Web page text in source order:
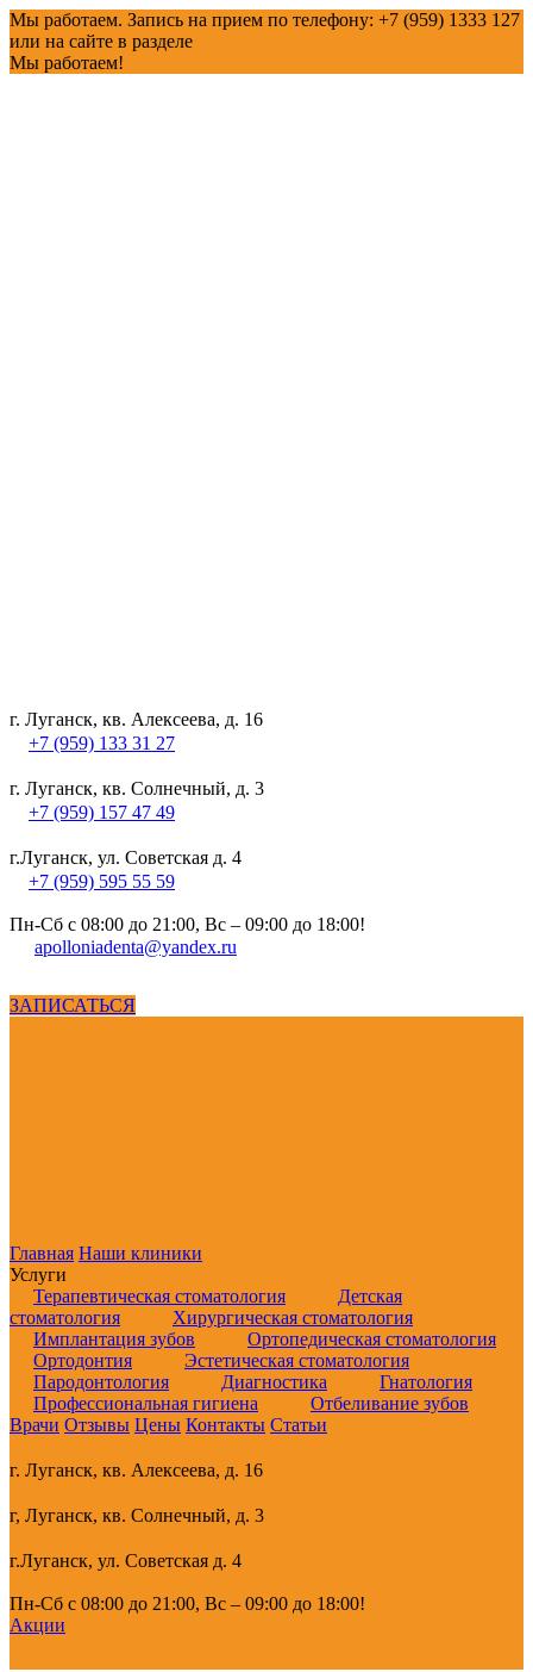
Мы работаем. Запись на прием по телефону: +7 (959) 1333 127
или на сайте в разделе
Мы работаем!
г. Луганск, кв. Алексеева, д. 16
+7 (959) 133 31 27
г. Луганск, кв. Солнечный, д. 3
+7 (959) 157 47 49
г.Луганск, ул. Советская д. 4
+7 (959) 595 55 59
Пн-Сб с 08:00 до 21:00, Вс – 09:00 до 18:00!
apolloniadenta@yandex.ru
ЗАПИСАТЬСЯ
Главная Наши клиники
Услуги
Терапевтическая стоматология
Детская
стоматология
Хирургическая стоматология
Имплантация зубов
Ортопедическая стоматология
Ортодонтия
Эстетическая стоматология
Пародонтология
Диагностика
Гнатология
Профессиональная гигиена
Отбеливание зубов
Врачи Отзывы Цены Контакты Статьи
г. Луганск, кв. Алексеева, д. 16
г, Луганск, кв. Солнечный, д. 3
г.Луганск, ул. Советская д. 4
Пн-Сб с 08:00 до 21:00, Вс – 09:00 до 18:00!
Акции